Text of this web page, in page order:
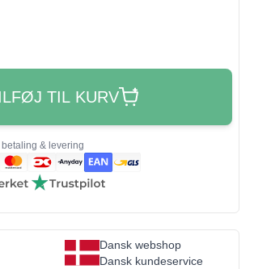
TIL KURV
& levering
Dansk webshop
Dansk kundeservice